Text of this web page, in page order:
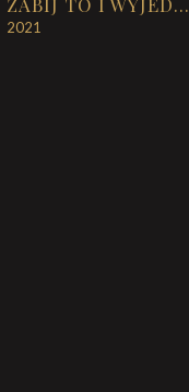
2021